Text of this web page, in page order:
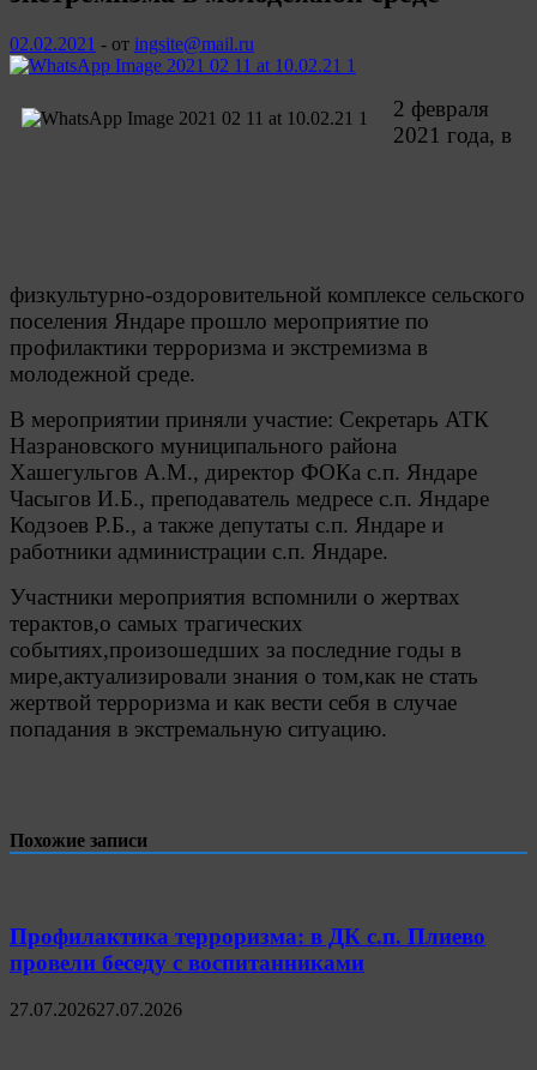
02.02.2021 - от ingsite@mail.ru
2 февраля
2021 года, в
физкультурно-оздоровительной комплексе сельского
поселения Яндаре прошло мероприятие по
профилактики терроризма и экстремизма в
молодежной среде.
В мероприятии приняли участие: Секретарь АТК
Назрановского муниципального района
Хашегульгов А.М., директор ФОКа с.п. Яндаре
Часыгов И.Б., преподаватель медресе с.п. Яндаре
Кодзоев Р.Б., а также депутаты с.п. Яндаре и
работники администрации с.п. Яндаре.
Участники мероприятия вспомнили о жертвах
терактов,о самых трагических
событиях,произошедших за последние годы в
мире,актуализировали знания о том,как не стать
жертвой терроризма и как вести себя в случае
попадания в экстремальную ситуацию.
Похожие записи
Профилактика терроризма: в ДК с.п. Плиево
провели беседу с воспитанниками
27.07.202627.07.2026